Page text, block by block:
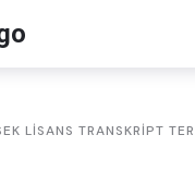
LISANS TRANSKRIPT